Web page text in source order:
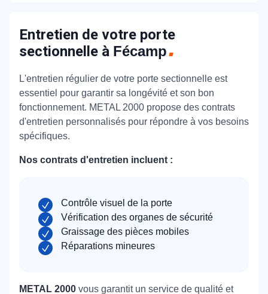
Entretien de votre porte
sectionnelle à Fécamp
L'entretien régulier de votre porte sectionnelle est
essentiel pour garantir sa longévité et son bon
fonctionnement. METAL 2000 propose des contrats
d'entretien personnalisés pour répondre à vos besoins
spécifiques.
Nos contrats d'entretien incluent :
Contrôle visuel de la porte
Vérification des organes de sécurité
Graissage des pièces mobiles
Réparations mineures
METAL 2000 vous garantit un service de qualité et